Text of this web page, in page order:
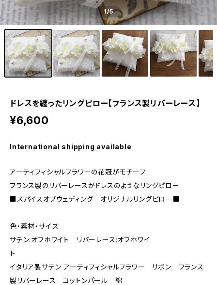
1/5
ドレスを纏ったリングピロー【フランス製リバーレース】
¥6,600
International shipping available
アーティフィシャルフラワーの花冠がモチーフ
フランス製のリバーレースがドレスのようなリングピロー
■スパイスオブウェディング オリジナルリングピロー■
色・素材・サイズ
サテン:オフホワイト リバーレース:オフホワイ
ト
イタリア製サテン アーティフィシャルフラワー リボン フランス
製リバーレース コットンパール 綿